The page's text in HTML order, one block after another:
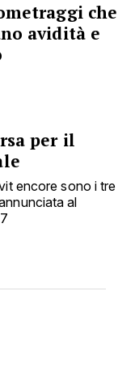
che
avidità e
per il
encore sono i tre
al